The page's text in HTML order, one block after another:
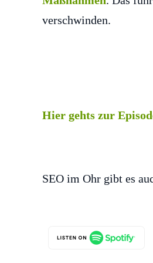
verschwinden.
Hier gehts zur
SEO im Ohr gibt es